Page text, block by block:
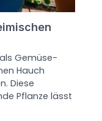
Gemüse-
Hauch
Diese
Pflanze lässt